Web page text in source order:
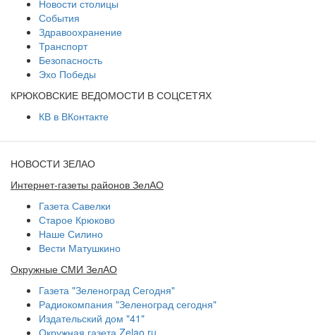
Новости столицы
События
Здравоохранение
Транспорт
Безопасность
Эхо Победы
КРЮКОВСКИЕ ВЕДОМОСТИ В СОЦСЕТЯХ
КВ в ВКонтакте
НОВОСТИ ЗЕЛАО
Интернет-газеты районов ЗелАО
Газета Савелки
Старое Крюково
Наше Силино
Вести Матушкино
Окружные СМИ ЗелАО
Газета "Зеленоград Сегодня"
Радиокомпания "Зеленоград сегодня"
Издательский дом "41"